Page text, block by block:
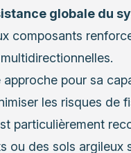
globale du
composants
pour sa
les risques de
particulièrement
ou des sols argileux